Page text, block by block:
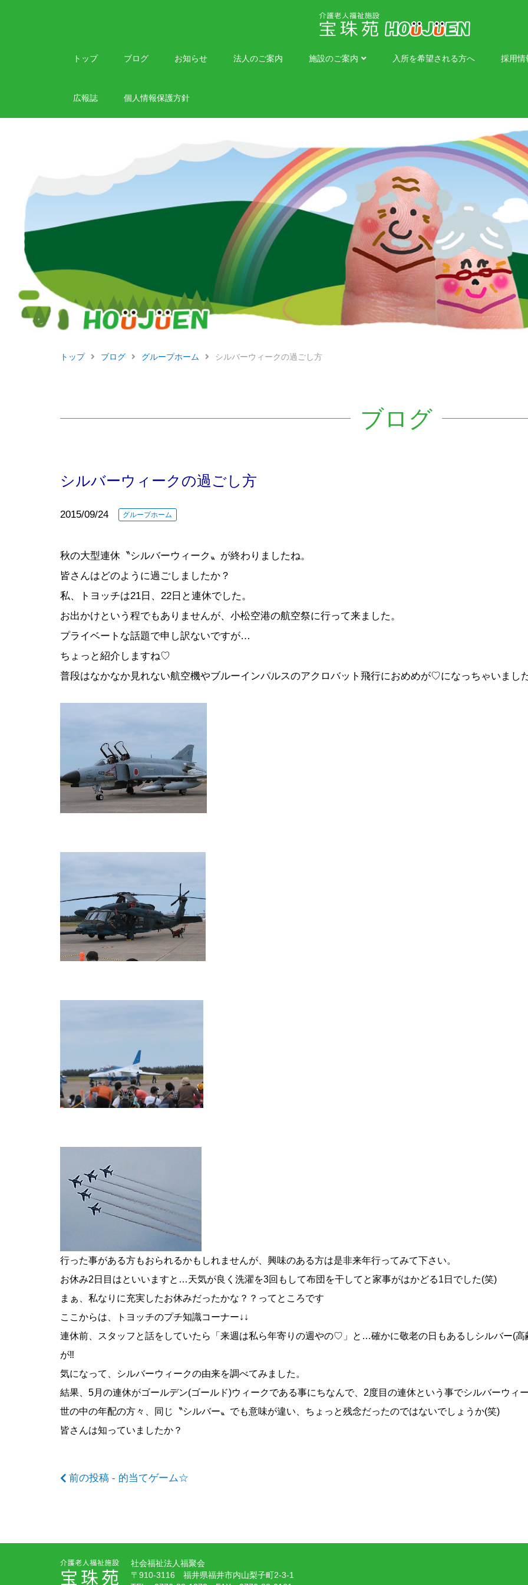
トップ ブログ お知らせ 法人のご案内 施設のご案内 入所を希望される方へ 採用情
広報誌 個人情報保護方針
トップ ブログ グループホーム シルバーウィークの過ごし方
ブログ
シルバーウィークの過ごし方
2015/09/24 グループホーム
秋の大型連休〝シルバーウィーク〟が終わりましたね。
皆さんはどのように過ごしましたか？
私、トヨッチは21日、22日と連休でした。
お出かけという程でもありませんが、小松空港の航空祭に行って来ました。
プライベートな話題で申し訳ないですが…
ちょっと紹介しますね♡
普段はなかなか見れない航空機やブルーインパルスのアクロバット飛行におめめが♡になっちゃいま
行った事がある方もおられるかもしれませんが、興味のある方は是非来年行ってみて下さい。
お休み2日目はといいますと…天気が良く洗濯を3回もして布団を干してと家事がはかどる1日でした(笑)
まぁ、私なりに充実したお休みだったかな？？ってところです
ここからは、トヨッチのプチ知識コーナー↓↓
連休前、スタッフと話をしていたら「来週は私ら年寄りの週やの♡」と…確かに敬老の日もあるしシルバー(
が‼
気になって、シルバーウィークの由来を調べてみました。
結果、5月の連休がゴールデン(ゴールド)ウィークである事にちなんで、2度目の連休という事でシルバーウィ
世の中の年配の方々、同じ〝シルバー〟でも意味が違い、ちょっと残念だったのではないでしょうか(笑)
皆さんは知っていましたか？
前
後
の
記
へ
の
前の投稿 - 的当てゲーム☆
社会福祉法人福聚会
〒910-3116 福井県福井市内山梨子町2-3-1